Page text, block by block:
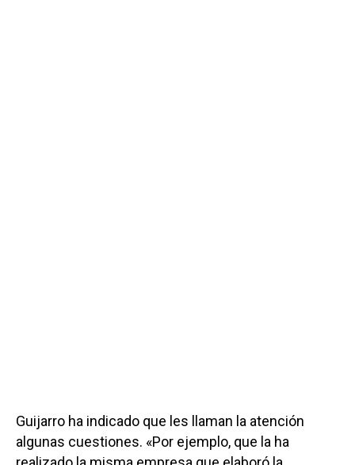
Guijarro ha indicado que les llaman la atención
algunas cuestiones. «Por ejemplo, que la ha